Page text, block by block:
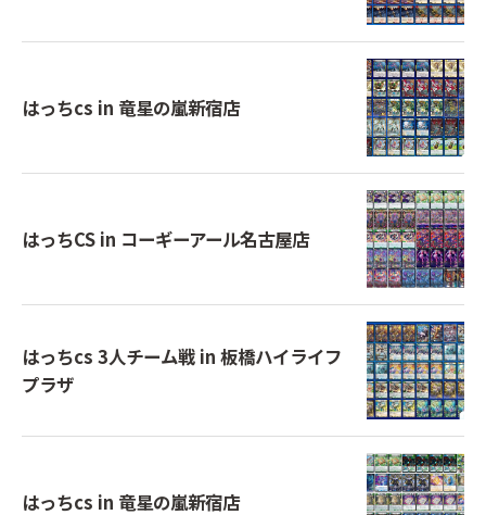
はっちcs in 竜星の嵐新宿店
はっちCS in コーギーアール名古屋店
はっちcs 3人チーム戦 in 板橋ハイライフ
プラザ
はっちcs in 竜星の嵐新宿店